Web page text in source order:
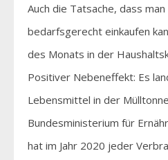
Auch die Tatsache, dass
bedarfsgerecht einkaufen
des Monats in der
Positiver Nebeneffekt: Es
Lebensmittel in der
Bundesministerium für
hat im Jahr 2020 jeder